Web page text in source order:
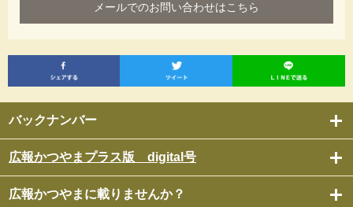
バックナンバー
広報かつやまプラス版 digital号
広報かつやまに載りませんか？
メールでのお問い合わせはこちら